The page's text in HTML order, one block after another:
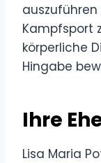
Kampfsport
körperliche
Hingabe
Ihre
Lisa Maria